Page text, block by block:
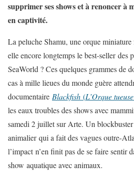
supprimer ses shows et à renoncer à
en captivité.
La peluche Shamu, une orque
elle encore longtemps le best-seller des
SeaWorld ? Ces quelques grammes de
cas à mille lieues du monde guère
documentaire Blackfish (L’Orque tueuse
les eaux troubles des shows avec
samedi 2 juillet sur Arte. Un
animalier qui a fait des vagues outre-
l’impact n’en finit pas de se faire sentir
show aquatique avec animaux.